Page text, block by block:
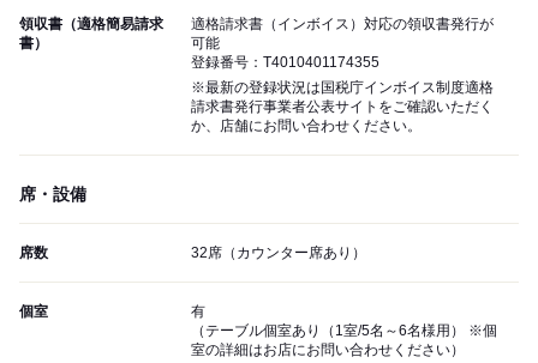
領収書（適格簡易請求
書）
適格請求書（インボイス）対応の領収書発行が
可能
登録番号：T4010401174355
※最新の登録状況は国税庁インボイス制度適格
請求書発行事業者公表サイトをご確認いただく
か、店舗にお問い合わせください。
席・設備
席数 32席（カウンター席あり）
個室
有
（テーブル個室あり（1室/5名～6名様用） ※個
室の詳細はお店にお問い合わせください）